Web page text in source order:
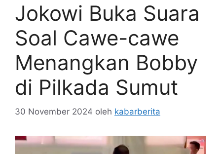
Jokowi Buka Suara
Soal Cawe-cawe
Menangkan Bobby
di Pilkada Sumut
30 November 2024 oleh kabarberita